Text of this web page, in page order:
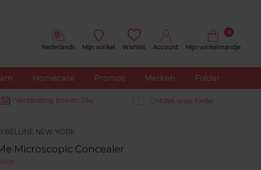
Nederlands Mijn winkel Wishlist Account Mijn winkelmandje
0
Homecare Promos Merken Folder
Verzending binnen 24u Ontdek onze folder
Microscopic Concealer